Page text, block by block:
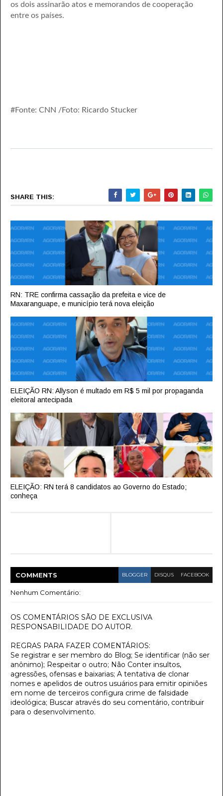
os dois assinarão atos e memorandos de cooperação
entre os países.
#Fonte: CNN /Foto: Ricardo Stucker
SHARE THIS:
RN: TRE confirma cassação da prefeita e vice de
Maxaranguape, e município terá nova eleição
ELEIÇÃO RN: Allyson é multado em R$ 5 mil por propaganda
eleitoral antecipada
ELEIÇÃO: RN terá 8 candidatos ao Governo do Estado;
conheça
COMMENTS BLOGGER DISQUS FACEBOOK
Nenhum Comentário:
OS COMENTÁRIOS SÃO DE EXCLUSIVA
RESPONSABILIDADE DO AUTOR.
REGRAS PARA FAZER COMENTÁRIOS:
Se registrar e ser membro do Blog; Se identificar (não ser
anônimo); Respeitar o outro; Não Conter insultos,
agressões, ofensas e baixarias; A tentativa de clonar
nomes e apelidos de outros usuários para emitir opiniões
em nome de terceiros configura crime de falsidade
ideológica; Buscar através do seu comentário, contribuir
para o desenvolvimento.